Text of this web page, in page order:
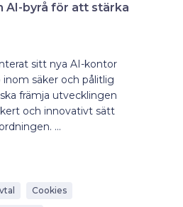
AI-byrå för att stärka
sitt nya AI-kontor
inom säker och pålitlig
främja utvecklingen
och innovativt sätt
...
Cookies